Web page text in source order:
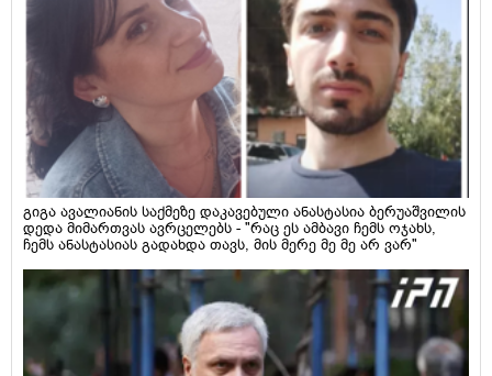
გიგა ავალიანის საქმეზე დაკავებული ანასტასია ბერუაშვილის
დედა მიმართვას ავრცელებს - "რაც ეს ამბავი ჩემს ოჯახს,
ჩემს ანასტასიას გადახდა თავს, მის მერე მე მე არ ვარ"